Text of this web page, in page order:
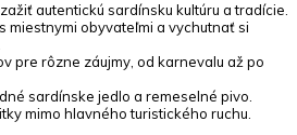
autentickú sardínsku kultúru a tradície.
miestnymi obyvateľmi a vychutnať si
pre rôzne záujmy, od karnevalu až po
sardínske jedlo a remeselné pivo.
mimo hlavného turistického ruchu.